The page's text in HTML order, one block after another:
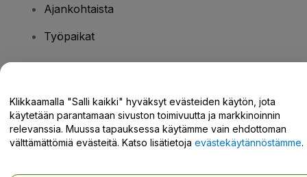
Ajankohtaista
Työpaikat
Tukikeskus / Ota meihin yhteyttä
Klikkaamalla "Salli kaikki" hyväksyt evästeiden käytön, jota
käytetään parantamaan sivuston toimivuutta ja markkinoinnin
relevanssia. Muussa tapauksessa käytämme vain ehdottoman
välttämättömiä evästeitä. Katso lisätietoja evästekäytännöstämme.